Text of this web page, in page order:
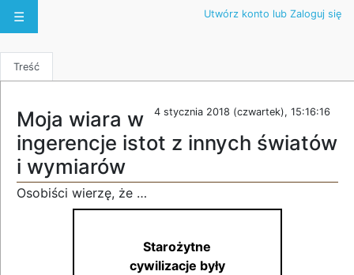
☰ Utwórz konto lub Zaloguj się
Treść
4 stycznia 2018 (czwartek), 15:16:16
Moja wiara w
ingerencje istot z innych światów
i wymiarów
Osobiści wierzę, że …
Starożytne
cywilizacje były